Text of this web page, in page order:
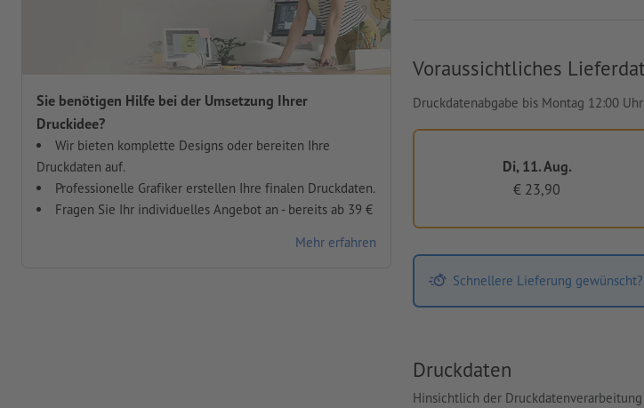
Sie benötigen Hilfe bei der Umsetzung Ihrer
Druckidee?
Wir bieten komplette Designs oder bereiten Ihre
Druckdaten auf.
Professionelle Grafiker erstellen Ihre finalen Druckdaten.
Fragen Sie Ihr individuelles Angebot an - bereits ab 39 €
Mehr erfahren
Voraussichtliches
Druckdatenabgabe bis Montag 12:00 Uhr
Di, 11. Aug.
€ 23,90
Schnellere Lieferung
Druckdaten
Hinsichtlich der